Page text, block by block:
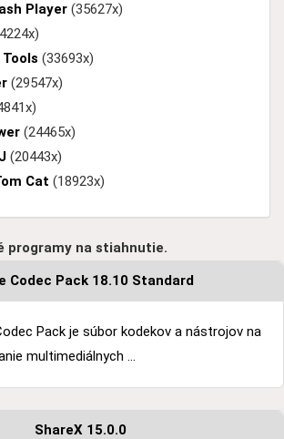
Player (35627x)
Tools (33693x)
(29547x)
(24465x)
(20443x)
Cat (18923x)
programy na stiahnutie.
Codec Pack 18.10 Standard
Pack je súbor kodekov a nástrojov na
multimediálnych ...
ShareX 15.0.0